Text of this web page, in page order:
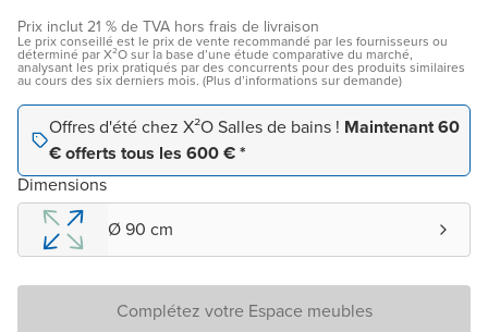
Prix inclut 21 % de TVA hors frais de livraison
Le prix conseillé est le prix de vente recommandé par les fournisseurs ou
déterminé par X²O sur la base d’une étude comparative du marché,
analysant les prix pratiqués par des concurrents pour des produits similaires
au cours des six derniers mois. (Plus d’informations sur demande)
Offres d'été chez X²O Salles de bains ! Maintenant 60
€ offerts tous les 600 € *
Dimensions
Ø 90 cm
Complétez votre Espace meubles